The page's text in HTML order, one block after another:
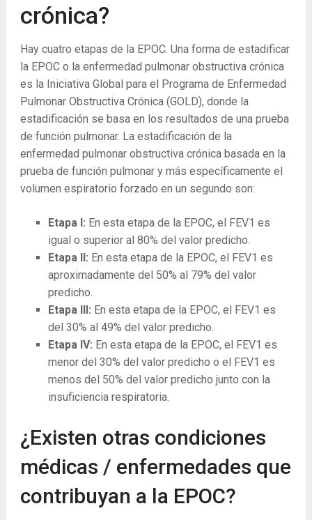
crónica?
Hay cuatro etapas de la EPOC. Una forma de estadificar
la EPOC o la enfermedad pulmonar obstructiva crónica
es la Iniciativa Global para el Programa de Enfermedad
Pulmonar Obstructiva Crónica (GOLD), donde la
estadificación se basa en los resultados de una prueba
de función pulmonar. La estadificación de la
enfermedad pulmonar obstructiva crónica basada en la
prueba de función pulmonar y más específicamente el
volumen espiratorio forzado en un segundo son:
Etapa I: En esta etapa de la EPOC, el FEV1 es
igual o superior al 80% del valor predicho.
Etapa II: En esta etapa de la EPOC, el FEV1 es
aproximadamente del 50% al 79% del valor
predicho.
Etapa III: En esta etapa de la EPOC, el FEV1 es
del 30% al 49% del valor predicho.
Etapa IV: En esta etapa de la EPOC, el FEV1 es
menor del 30% del valor predicho o el FEV1 es
menos del 50% del valor predicho junto con la
insuficiencia respiratoria.
¿Existen otras condiciones
médicas / enfermedades que
contribuyan a la EPOC?